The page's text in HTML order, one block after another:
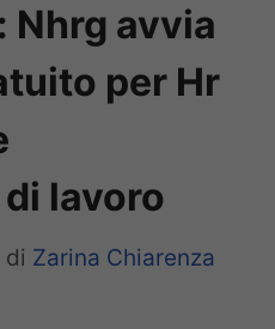
Nhrg avvia
per Hr
lavoro
di Zarina Chiarenza